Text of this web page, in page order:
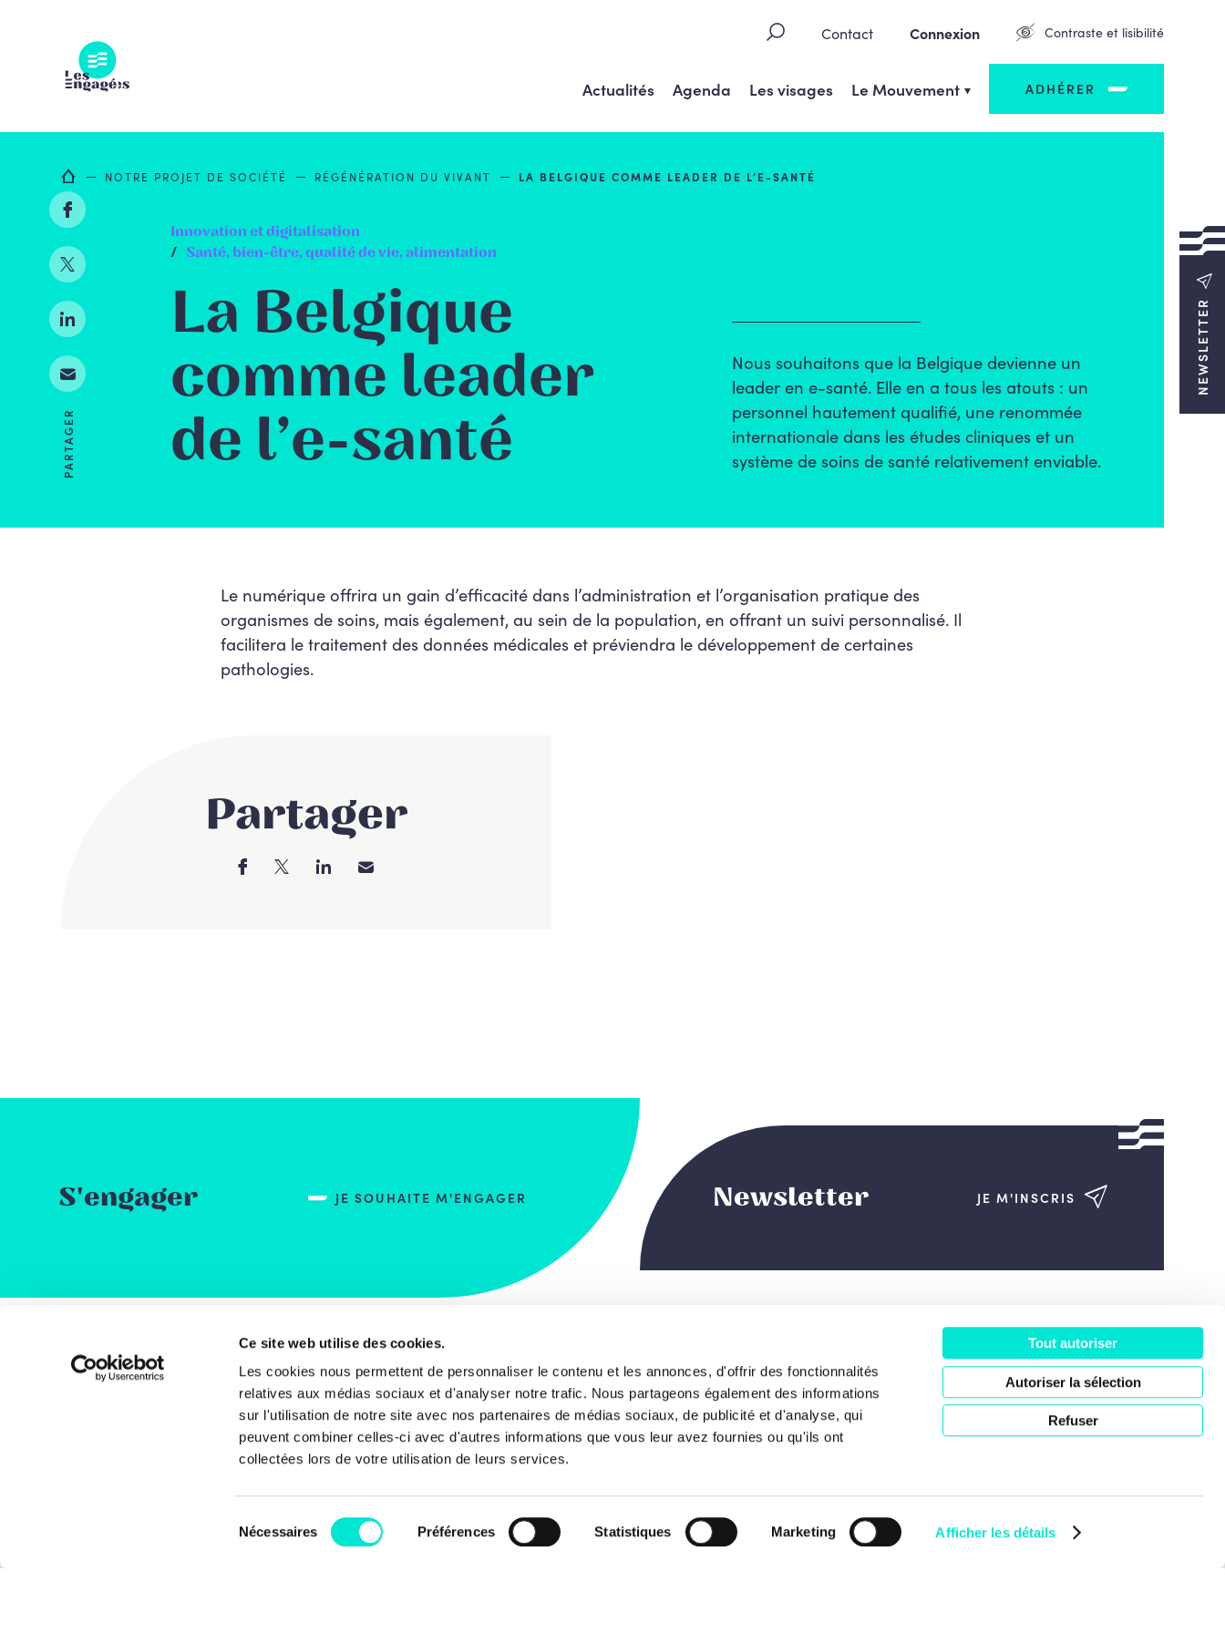
Ce site web utilise des cookies.
Les cookies nous permettent de personnaliser le contenu et les annonces, d'offrir des fonctionnalités
relatives aux médias sociaux et d'analyser notre trafic. Nous partageons également des informations
sur l'utilisation de notre site avec nos partenaires de médias sociaux, de publicité et d'analyse, qui
peuvent combiner celles-ci avec d'autres informations que vous leur avez fournies ou qu'ils ont
collectées lors de votre utilisation de leurs services.
du
Nécessaires Préférences Statistiques Marketing Afficher les détails
Tout autoriser
Autoriser la sélection
Refuser
Contact Connexion Contraste et lisibilité
Actualités Agenda Les visages Le Mouvement ADHÉRER
NEWSLETTER
PARTAGER
NOTRE PROJET DE SOCIÉTÉ RÉGÉNÉRATION DUVIVANT LA BELGIQUE COMME LEADER DE L’E-SANTÉ
Innovation et digitalisation
Santé, bien-être, qualité de vie, alimentation
La Belgique
comme leader
de l’e-santé
Nous souhaitons que la Belgique devienne un
leader en e-santé. Elle en a tous les atouts : un
personnel hautement qualifié, une renommée
internationale dans les études cliniques et un
système de soins de santé relativement enviable.
Le numérique offrira un gain d’efficacité dans l’administration et l’organisation pratique des
organismes de soins, mais également, au sein de la population, en offrant un suivi personnalisé. Il
facilitera le traitement des données médicales et préviendra le développement de certaines
pathologies.
Partager
S'engager JE SOUHAITE M'ENGAGER Newsletter JE M'INSCRIS
Rue du Commerce, 123
1000, Bruxelles
Belgique
+32 2 238 01 11
Cotisations
BE68 3100 7290 0034
Notre projet de société
Les visages
News
Agenda
Le Mouvement